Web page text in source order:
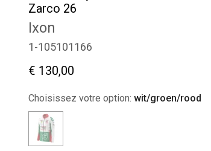
Zarco 26
Ixon
1-105101166
€ 130,00
Choisissez votre option: wit/groen/rood